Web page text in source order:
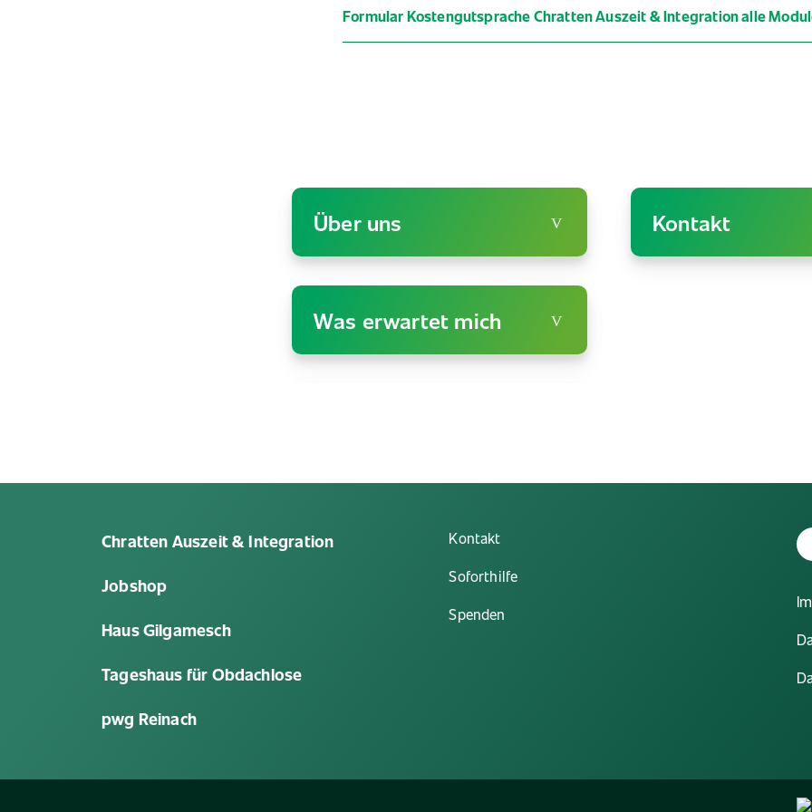
Formular Kostengutsprache Chratten Auszeit & Integration alle
Über uns
Was erwartet mich
Kontakt
Chratten Auszeit & Integration
Jobshop
Haus Gilgamesch
Tageshaus für Obdachlose
pwg Reinach
Kontakt
Soforthilfe
Spenden